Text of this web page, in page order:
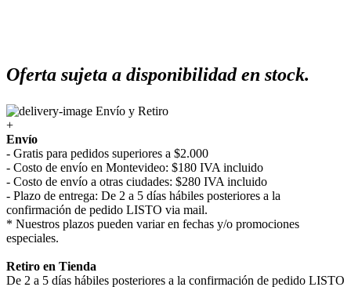
Oferta sujeta a disponibilidad en stock.
Envío y Retiro
+
Envío
- Gratis para pedidos superiores a $2.000
- Costo de envío en Montevideo: $180 IVA incluido
- Costo de envío a otras ciudades: $280 IVA incluido
- Plazo de entrega: De 2 a 5 días hábiles posteriores a la
confirmación de pedido LISTO via mail.
* Nuestros plazos pueden variar en fechas y/o promociones
especiales.
Retiro en Tienda
De 2 a 5 días hábiles posteriores a la confirmación de pedido LISTO